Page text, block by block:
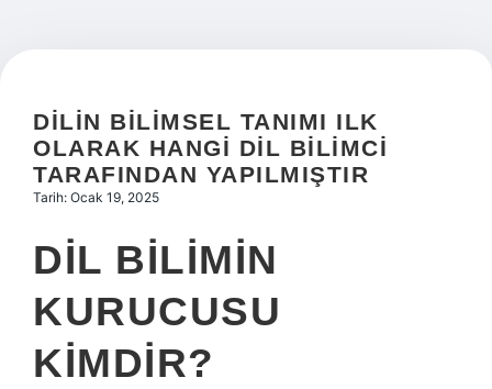
Hakkımızda
DILIN BILIMSEL TANIMI ILK
OLARAK HANGI DIL BILIMCI
TARAFINDAN YAPILMIŞTIR
Tarih: Ocak 19, 2025
DIL BILIMIN
KURUCUSU
KIMDIR?